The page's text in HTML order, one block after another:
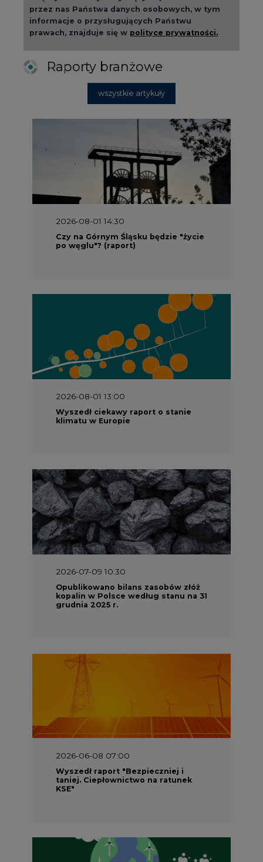
przez nas Państwa danych osobowych, w tym
informacje o przysługujących Państwu
prawach, znajduje się w polityce prywatności.
Raporty branżowe
wszystkie artykuły
2026-08-01 14:30
Czy na Górnym Śląsku będzie "życie
po węglu"? (raport)
2026-08-01 13:00
Wyszedł ciekawy raport o stanie
klimatu w Europie
2026-07-09 10:30
Opublikowano bilans zasobów złóż
kopalin w Polsce według stanu na 31
grudnia 2025 r.
2026-06-08 07:00
Wyszedł raport "Bezpieczniej i
taniej. Ciepłownictwo na ratunek
KSE"